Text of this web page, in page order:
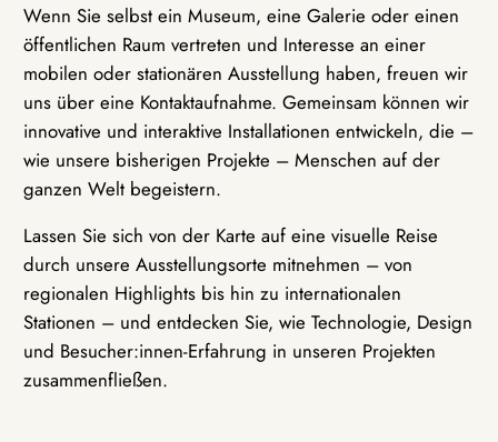
Wenn Sie selbst ein Museum, eine Galerie oder einen
öffentlichen Raum vertreten und Interesse an einer
mobilen oder stationären Ausstellung haben, freuen wir
uns über eine Kontaktaufnahme. Gemeinsam können wir
innovative und interaktive Installationen entwickeln, die –
wie unsere bisherigen Projekte – Menschen auf der
ganzen Welt begeistern.
Lassen Sie sich von der Karte auf eine visuelle Reise
durch unsere Ausstellungsorte mitnehmen – von
regionalen Highlights bis hin zu internationalen
Stationen – und entdecken Sie, wie Technologie, Design
und Besucher:innen-Erfahrung in unseren Projekten
zusammenfließen.